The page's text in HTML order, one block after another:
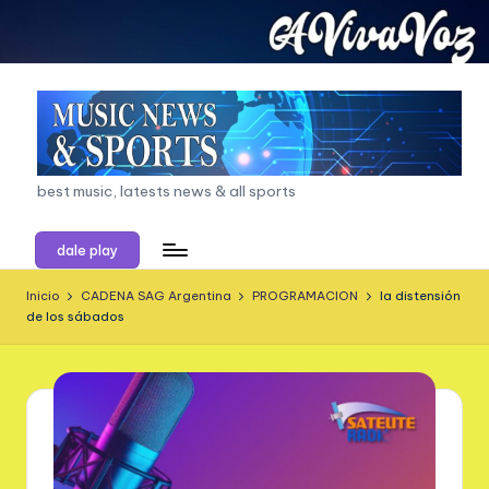
contenido
a
vi
v
a
v
o
best music, latests news & all sports
dale play
Inicio CADENA SAG Argentina PROGRAMACION
la distensión
de los sábados